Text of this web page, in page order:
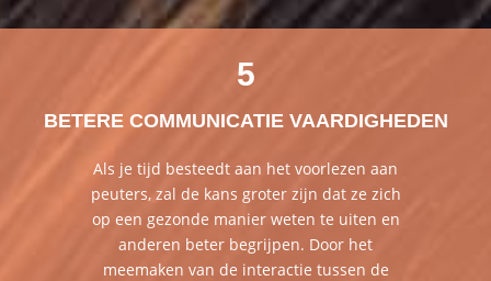
5
BETERE COMMUNICATIE VAARDIGHEDEN
Als je tijd besteedt aan het voorlezen aan
peuters, zal de kans groter zijn dat ze zich
op een gezonde manier weten te uiten en
anderen beter begrijpen. Door het
meemaken van de interactie tussen de